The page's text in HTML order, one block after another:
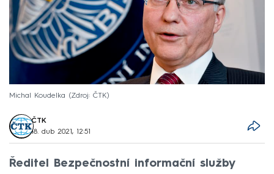
Michal Koudelka Zdroj: ČTK
ČTK
18. dub 2021, 12:51
Ředitel Bezpečnostní informační služby